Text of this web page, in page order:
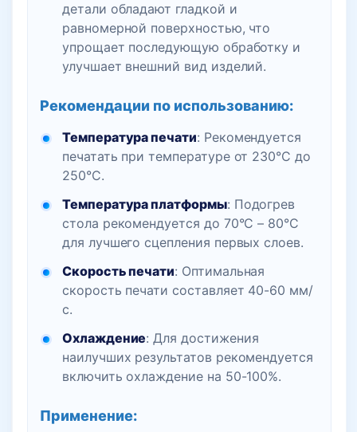
детали обладают гладкой и
равномерной поверхностью, что
упрощает последующую обработку и
улучшает внешний вид изделий.
Рекомендации по использованию:
Температура печати: Рекомендуется
печатать при температуре от 230°C до
250°C.
Температура платформы: Подогрев
стола рекомендуется до 70°C – 80°C
для лучшего сцепления первых слоев.
Скорость печати: Оптимальная
скорость печати составляет 40-60 мм/
с.
Охлаждение: Для достижения
наилучших результатов рекомендуется
включить охлаждение на 50-100%.
Применение: